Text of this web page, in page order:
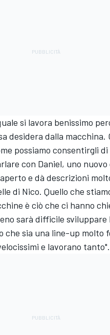
si lavora benissimo
desidera dalla macchina.
possiamo consentirgli
con Daniel, uno
e dà descrizioni
di Nico. Quello che
è ciò che ci hanno
sarà difficile sviluppare
che sia una line-up molto
e lavorano tanto".